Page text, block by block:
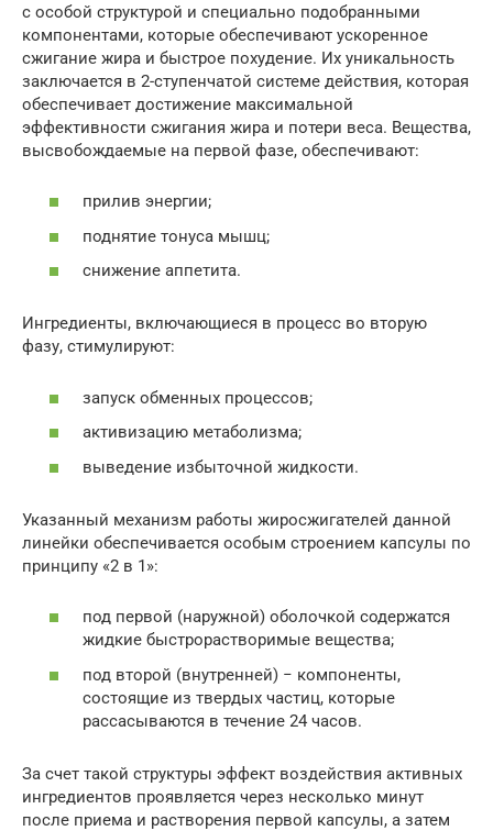
с особой структурой и специально подобранными
компонентами, которые обеспечивают ускоренное
сжигание жира и быстрое похудение. Их уникальность
заключается в 2-ступенчатой системе действия, которая
обеспечивает достижение максимальной
эффективности сжигания жира и потери веса. Вещества,
высвобождаемые на первой фазе, обеспечивают:
прилив энергии;
поднятие тонуса мышц;
снижение аппетита.
Ингредиенты, включающиеся в процесс во вторую
фазу, стимулируют:
запуск обменных процессов;
активизацию метаболизма;
выведение избыточной жидкости.
Указанный механизм работы жиросжигателей данной
линейки обеспечивается особым строением капсулы по
принципу «2 в 1»:
под первой (наружной) оболочкой содержатся
жидкие быстрорастворимые вещества;
под второй (внутренней) − компоненты,
состоящие из твердых частиц, которые
рассасываются в течение 24 часов.
За счет такой структуры эффект воздействия активных
ингредиентов проявляется через несколько минут
после приема и растворения первой капсулы, а затем